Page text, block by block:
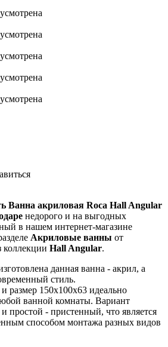
Ванна акриловая Roca Hall Angular
недорого и на выгодных
в нашем интернет-магазине
Акриловые ванны от
коллекции Hall Angular.
данная ванна - акрил, а
стиль.
размер 150x100x63 идеально
ванной комнаты. Вариант
простой - пристенный, что является
способом монтажа разных видов